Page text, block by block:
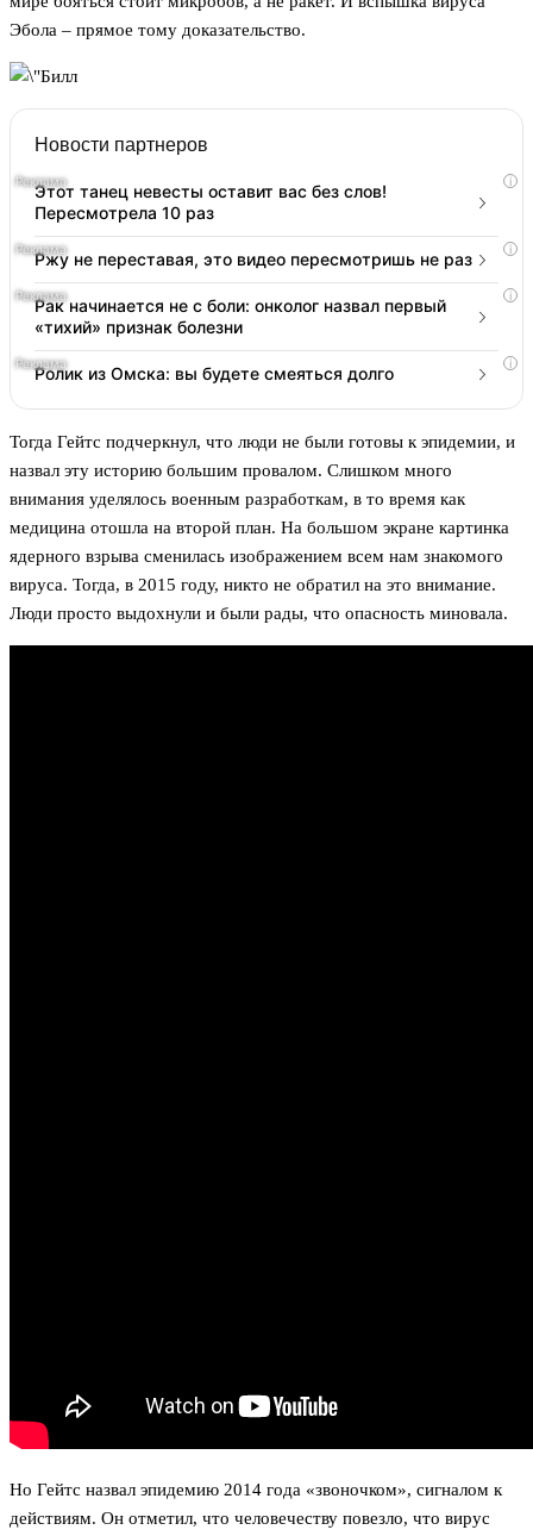
Эбола – прямое тому доказательство.
Новости партнеров
i
Этот танец невесты оставит вас без слов!
Пересмотрела 10 раз
i
Ржу не переставая, это видео пересмотришь не раз
i
Рак начинается не с боли: онколог назвал первый
«тихий» признак болезни
i
Ролик из Омска: вы будете смеяться долго
Тогда Гейтс подчеркнул, что люди не были готовы к эпидемии, и
назвал эту историю большим провалом. Слишком много
внимания уделялось военным разработкам, в то время как
медицина отошла на второй план. На большом экране картинка
ядерного взрыва сменилась изображением всем нам знакомого
вируса. Тогда, в 2015 году, никто не обратил на это внимание.
Люди просто выдохнули и были рады, что опасность миновала.
Но Гейтс назвал эпидемию 2014 года «звоночком», сигналом к
действиям. Он отметил, что человечеству повезло, что вирус